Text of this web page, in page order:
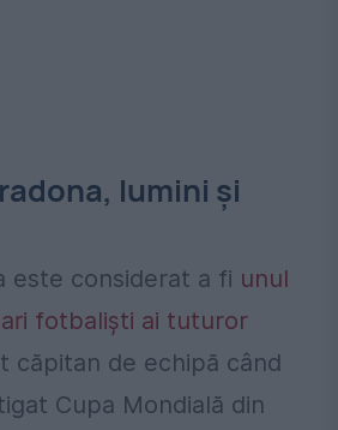
lumini și
este considerat a fi unul
fotbaliști ai tuturor
căpitan de echipă când
Cupa Mondială din